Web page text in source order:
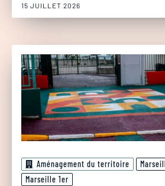
15 JUILLET 2026
Aménagement du territoire
Marseille 1er